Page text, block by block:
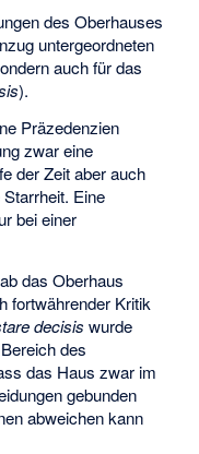
des Oberhauses
untergeordneten
auch für das
).
Präzedenzien
zwar eine
der Zeit aber auch
Eine
bei einer
das Oberhaus
fortwährender Kritik
decisis wurde
des
das Haus zwar im
gebunden
abweichen kann